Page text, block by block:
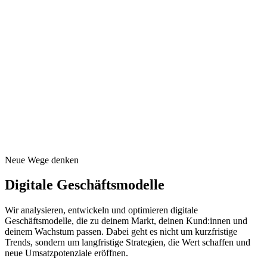
Neue Wege denken
Digitale Geschäftsmodelle
Wir analysieren, entwickeln und optimieren digitale
Geschäftsmodelle, die zu deinem Markt, deinen Kund:innen und
deinem Wachstum passen. Dabei geht es nicht um kurzfristige
Trends, sondern um langfristige Strategien, die Wert schaffen und
neue Umsatzpotenziale eröffnen.